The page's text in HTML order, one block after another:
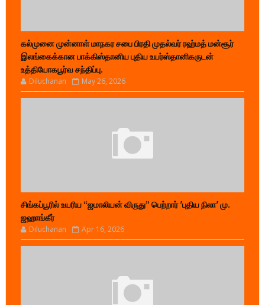
கல்முனை முன்னாள் மாநகர சபை பிரதி முதல்வர் ரஹ்மத் மன்சூர்
இலங்கைக்கான பாக்கிஸ்தானிய புதிய உயர்ஸ்தானிகருடன்
உத்தியோகபூர்வ சந்திப்பு.
Diluchanan May 26, 2026
சிங்கப்பூரில் உயரிய “ஜமாலியன் விருது” பெற்றார் 'புதிய நிலா' மு.
ஜஹாங்கீர்
Diluchanan Apr 16, 2026